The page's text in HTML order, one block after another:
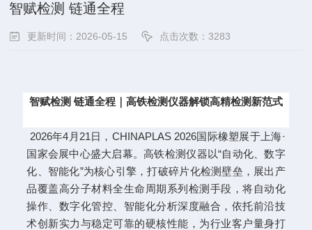
智赋检测 链通全程
更新时间：2026-05-15 点击次数：3283
智赋检测 链通全程｜高铁检测仪器解锁高精检测新范式
2026年4月21日，CHINAPLAS 2026国际橡塑展于上海·
国家会展中心盛大启幕。高铁检测仪器以“自动化、数字
化、智能化”为核心引擎，打破碎片化检测壁垒，展出产
品覆盖高分子材料全生命周期系列检测手段，将自动化
操作、数字化管控、智能化分析深度融合，依托前沿技
术创新实力与稳定可靠的硬核性能，为行业客户量身打